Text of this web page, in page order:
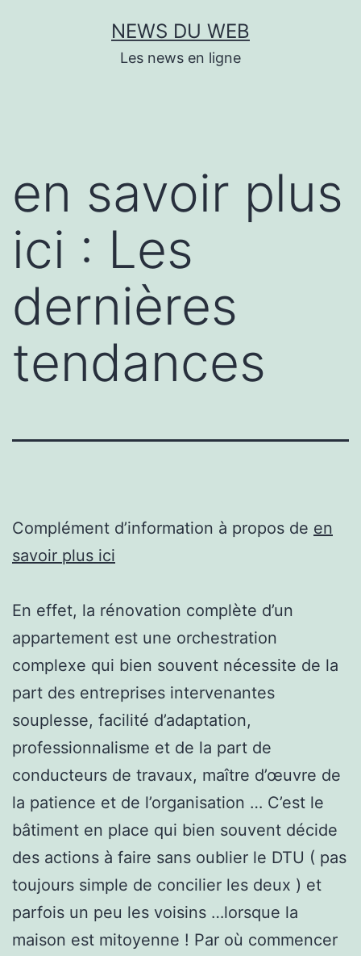
NEWS DU WEB
Les news en ligne
en savoir plus
ici : Les
dernières
tendances
Complément d’information à propos de en
savoir plus ici
En effet, la rénovation complète d’un
appartement est une orchestration
complexe qui bien souvent nécessite de la
part des entreprises intervenantes
souplesse, facilité d’adaptation,
professionnalisme et de la part de
conducteurs de travaux, maître d’œuvre de
la patience et de l’organisation … C’est le
bâtiment en place qui bien souvent décide
des actions à faire sans oublier le DTU ( pas
toujours simple de concilier les deux ) et
parfois un peu les voisins …lorsque la
maison est mitoyenne ! Par où commencer